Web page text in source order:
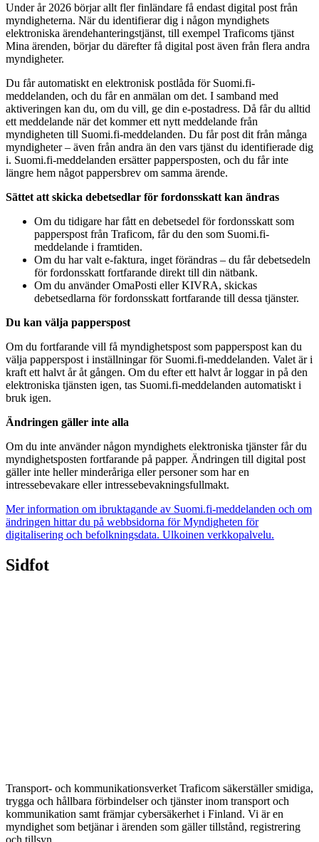
Under år 2026 börjar allt fler finländare få endast digital post från
myndigheterna. När du identifierar dig i någon myndighets
elektroniska ärendehanteringstjänst, till exempel Traficoms tjänst
Mina ärenden, börjar du därefter få digital post även från flera andra
myndigheter.
Du får automatiskt en elektronisk postlåda för Suomi.fi-
meddelanden, och du får en anmälan om det. I samband med
aktiveringen kan du, om du vill, ge din e-postadress. Då får du alltid
ett meddelande när det kommer ett nytt meddelande från
myndigheten till Suomi.fi-meddelanden. Du får post dit från många
myndigheter – även från andra än den vars tjänst du identifierade dig
i. Suomi.fi-meddelanden ersätter pappersposten, och du får inte
längre hem något pappersbrev om samma ärende.
Sättet att skicka debetsedlar för fordonsskatt kan ändras
Om du tidigare har fått en debetsedel för fordonsskatt som
papperspost från Traficom, får du den som Suomi.fi-
meddelande i framtiden.
Om du har valt e-faktura, inget förändras – du får debetsedeln
för fordonsskatt fortfarande direkt till din nätbank.
Om du använder OmaPosti eller KIVRA, skickas
debetsedlarna för fordonsskatt fortfarande till dessa tjänster.
Du kan välja papperspost
Om du fortfarande vill få myndighetspost som papperspost kan du
välja papperspost i inställningar för Suomi.fi-meddelanden. Valet är i
kraft ett halvt år åt gången. Om du efter ett halvt år loggar in på den
elektroniska tjänsten igen, tas Suomi.fi-meddelanden automatiskt i
bruk igen.
Ändringen gäller inte alla
Om du inte använder någon myndighets elektroniska tjänster får du
myndighetsposten fortfarande på papper. Ändringen till digital post
gäller inte heller minderåriga eller personer som har en
intressebevakare eller intressebevakningsfullmakt.
Mer information om ibruktagande av Suomi.fi-meddelanden och om
ändringen hittar du på webbsidorna för Myndigheten för
digitalisering och befolkningsdata. Ulkoinen verkkopalvelu.
Sidfot
Transport- och kommunikationsverket Traficom säkerställer smidiga,
trygga och hållbara förbindelser och tjänster inom transport och
kommunikation samt främjar cybersäkerhet i Finland. Vi är en
myndighet som betjänar i ärenden som gäller tillstånd, registrering